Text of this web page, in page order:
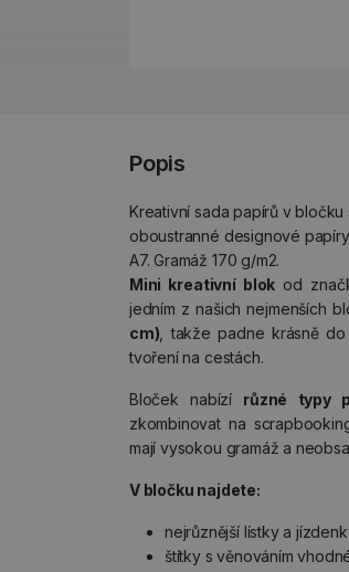
Popis
Kreativní sada papírů v bločku
oboustranné designové
A7. Gramáž 170 g/m2.
Mini kreativní blok od
jedním z našich nejmenších
cm) , takže padne krásně
tvoření na cestách.
Bloček nabízí různé typy
zkombinovat na
mají vysokou gramáž a
V bločku najdete:
nejrůznější lístky a
štítky s věnováním